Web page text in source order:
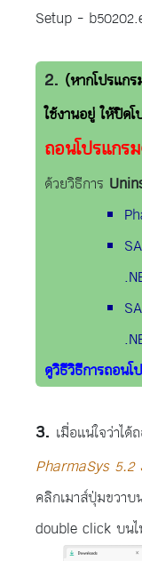
Setup -
(หากโปรแก
ใช้งานอยู่ ให้ปิด
ถอนโปรแกร
ด้วยวิธีการ
ดูวิธีวิธีการถอนโ
เมื่อแน่ใจว่าไ
PharmaSys
คลิกเมาส์ปุ่มขวา
double click บน